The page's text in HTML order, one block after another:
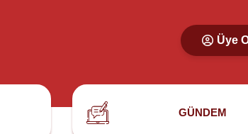
Üye
GÜNDEM